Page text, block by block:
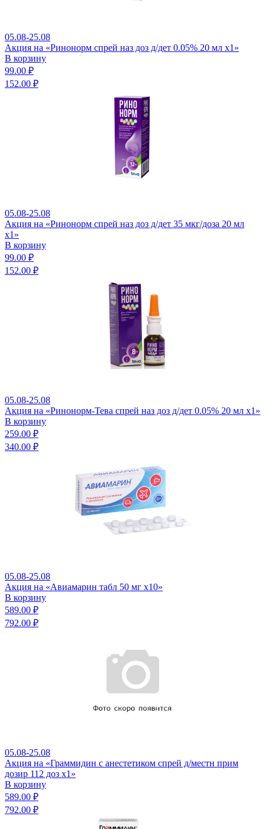
05.08-25.08
Акция на «Ринонорм спрей наз доз д/дет 0.05% 20 мл x1»
В корзину
99.00 ₽
152.00 ₽
05.08-25.08
Акция на «Ринонорм спрей наз доз д/дет 35 мкг/доза 20 мл
x1»
В корзину
99.00 ₽
152.00 ₽
05.08-25.08
Акция на «Ринонорм-Тева спрей наз доз д/дет 0.05% 20 мл x1»
В корзину
259.00 ₽
340.00 ₽
05.08-25.08
Акция на «Авиамарин табл 50 мг x10»
В корзину
589.00 ₽
792.00 ₽
05.08-25.08
Акция на «Граммидин с анестетиком спрей д/местн прим
дозир 112 доз x1»
В корзину
589.00 ₽
792.00 ₽